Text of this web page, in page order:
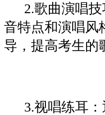
2.歌曲演唱技
音特点和演唱风
导，提高考生的
3.视唱练耳：